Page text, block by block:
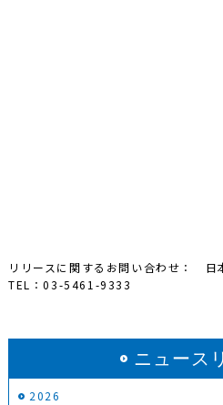
リリースに関するお問い合わせ：
TEL：03-5461-9333
ニュース
2026